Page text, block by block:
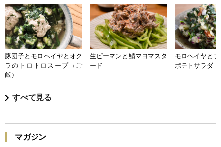
豚団子とモロヘイヤとオク
ラのトロトロスープ（ご
飯）
生ピーマンと鯖マヨマスタ
ード
モロヘイヤと
ポテトサラダ
すべて見る
マガジン